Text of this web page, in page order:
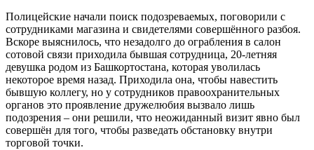
Полицейские начали поиск подозреваемых, поговорили с
сотрудниками магазина и свидетелями совершённого разбоя.
Вскоре выяснилось, что незадолго до ограбления в салон
сотовой связи приходила бывшая сотрудница, 20-летняя
девушка родом из Башкортостана, которая уволилась
некоторое время назад. Приходила она, чтобы навестить
бывшую коллегу, но у сотрудников правоохранительных
органов это проявление дружелюбия вызвало лишь
подозрения – они решили, что неожиданный визит явно был
совершён для того, чтобы разведать обстановку внутри
торговой точки.